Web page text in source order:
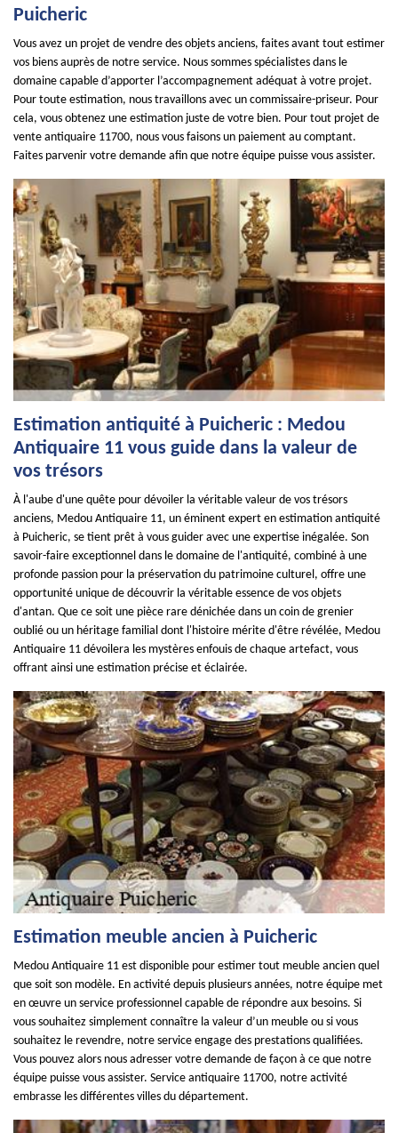
Puicheric
Vous avez un projet de vendre des objets anciens, faites avant tout estimer
vos biens auprès de notre service. Nous sommes spécialistes dans le
domaine capable d’apporter l’accompagnement adéquat à votre projet.
Pour toute estimation, nous travaillons avec un commissaire-priseur. Pour
cela, vous obtenez une estimation juste de votre bien. Pour tout projet de
vente antiquaire 11700, nous vous faisons un paiement au comptant.
Faites parvenir votre demande afin que notre équipe puisse vous assister.
Estimation antiquité à Puicheric : Medou
Antiquaire 11 vous guide dans la valeur de
vos trésors
À l'aube d'une quête pour dévoiler la véritable valeur de vos trésors
anciens, Medou Antiquaire 11, un éminent expert en estimation antiquité
à Puicheric, se tient prêt à vous guider avec une expertise inégalée. Son
savoir-faire exceptionnel dans le domaine de l'antiquité, combiné à une
profonde passion pour la préservation du patrimoine culturel, offre une
opportunité unique de découvrir la véritable essence de vos objets
d'antan. Que ce soit une pièce rare dénichée dans un coin de grenier
oublié ou un héritage familial dont l'histoire mérite d'être révélée, Medou
Antiquaire 11 dévoilera les mystères enfouis de chaque artefact, vous
offrant ainsi une estimation précise et éclairée.
Estimation meuble ancien à Puicheric
Medou Antiquaire 11 est disponible pour estimer tout meuble ancien quel
que soit son modèle. En activité depuis plusieurs années, notre équipe met
en œuvre un service professionnel capable de répondre aux besoins. Si
vous souhaitez simplement connaître la valeur d’un meuble ou si vous
souhaitez le revendre, notre service engage des prestations qualifiées.
Vous pouvez alors nous adresser votre demande de façon à ce que notre
équipe puisse vous assister. Service antiquaire 11700, notre activité
embrasse les différentes villes du département.